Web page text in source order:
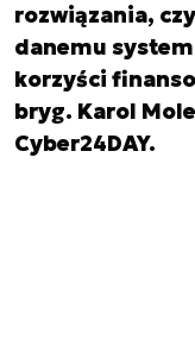
rozwiązania,
danemu
korzyści
bryg. Karol
Cyber24DAY.